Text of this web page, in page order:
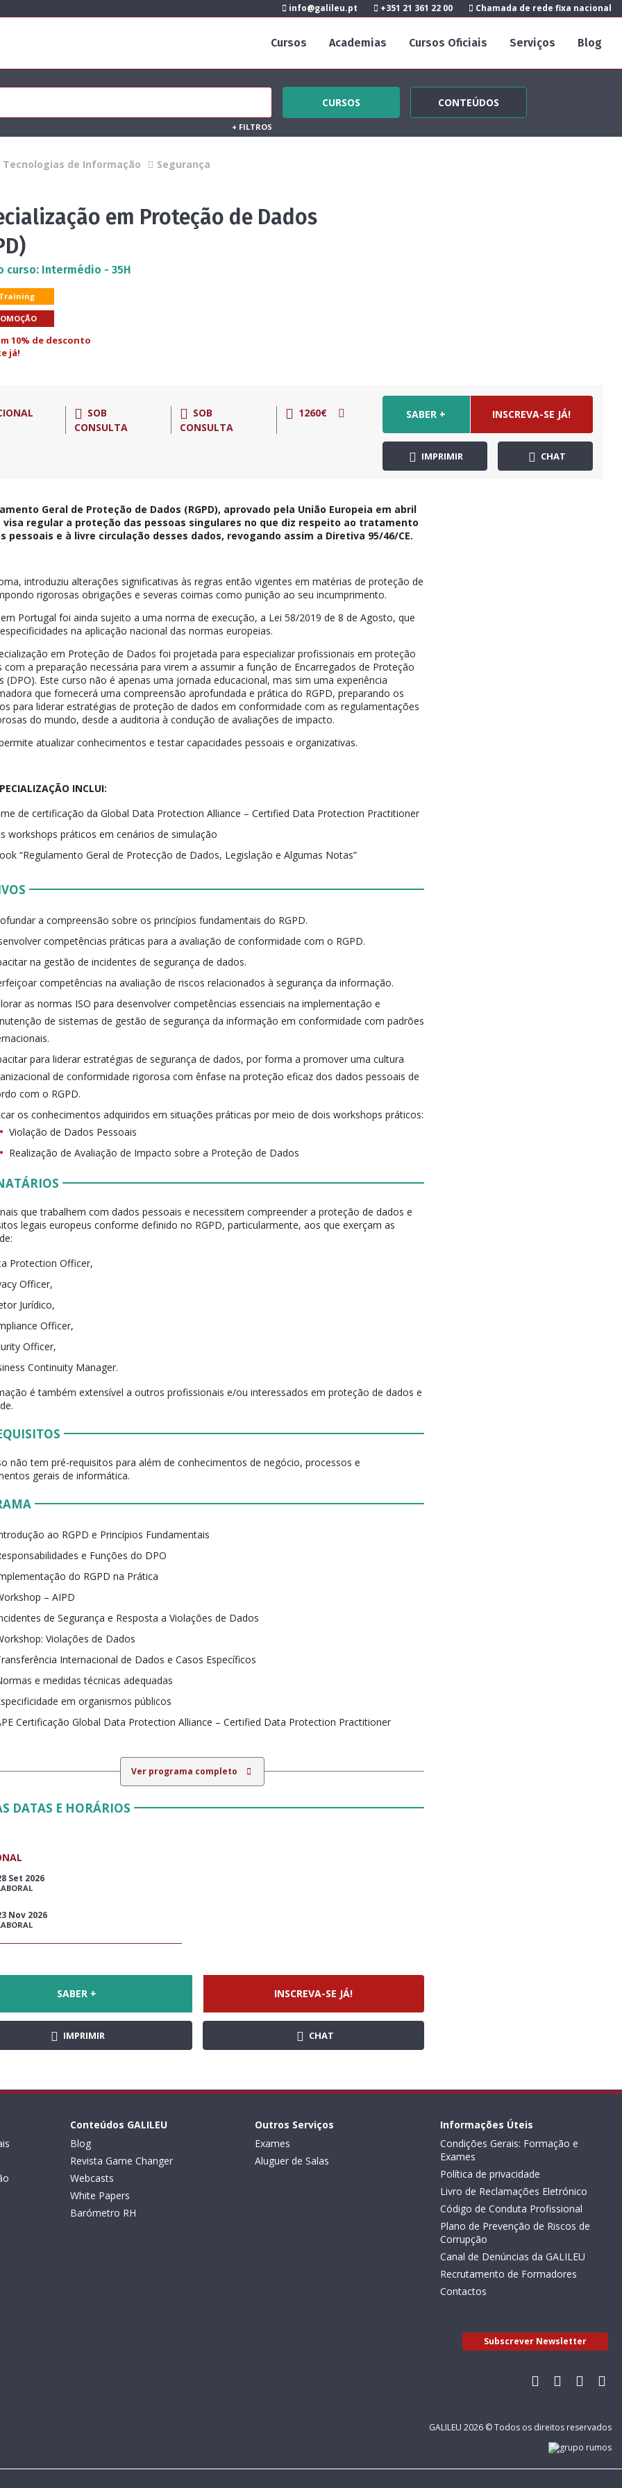
info@galileu.pt +351 21 361 22 00 Chamada de rede fixa nacional
Cursos Academias Cursos Oficiais Serviços Blog
CURSOS CONTEÚDOS
+ FILTROS
Tecnologias de Informação Segurança
em Proteção de Dados
curso: Intermédio - 35H
10% de desconto
já!
SOB
CONSULTA
SOB
CONSULTA
1260€ SABER + INSCREVA-SE JÁ!
IMPRIMIR CHAT
Geral de Proteção de Dados (RGPD), aprovado pela União Europeia em abril
visa regular a proteção das pessoas singulares no que diz respeito ao tratamento
pessoais e à livre circulação desses dados, revogando assim a Diretiva 95/46/CE.
introduziu alterações significativas às regras então vigentes em matérias de proteção de
rigorosas obrigações e severas coimas como punição ao seu incumprimento.
em Portugal foi ainda sujeito a uma norma de execução, a Lei 58/2019 de 8 de Agosto, que
na aplicação nacional das normas europeias.
em Proteção de Dados foi projetada para especializar profissionais em proteção
com a preparação necessária para virem a assumir a função de Encarregados de Proteção
(DPO). Este curso não é apenas uma jornada educacional, mas sim uma experiência
que fornecerá uma compreensão aprofundada e prática do RGPD, preparando os
para liderar estratégias de proteção de dados em conformidade com as regulamentações
do mundo, desde a auditoria à condução de avaliações de impacto.
atualizar conhecimentos e testar capacidades pessoais e organizativas.
INCLUI:
de certificação da Global Data Protection Alliance – Certified Data Protection Practitioner
workshops práticos em cenários de simulação
“Regulamento Geral de Protecção de Dados, Legislação e Algumas Notas”
a compreensão sobre os princípios fundamentais do RGPD.
competências práticas para a avaliação de conformidade com o RGPD.
na gestão de incidentes de segurança de dados.
competências na avaliação de riscos relacionados à segurança da informação.
as normas ISO para desenvolver competências essenciais na implementação e
de sistemas de gestão de segurança da informação em conformidade com padrões
para liderar estratégias de segurança de dados, por forma a promover uma cultura
de conformidade rigorosa com ênfase na proteção eficaz dos dados pessoais de
com o RGPD.
os conhecimentos adquiridos em situações práticas por meio de dois workshops práticos:
Violação de Dados Pessoais
Realização de Avaliação de Impacto sobre a Proteção de Dados
que trabalhem com dados pessoais e necessitem compreender a proteção de dados e
legais europeus conforme definido no RGPD, particularmente, aos que exerçam as
Protection Officer,
Officer,
Jurídico,
Officer,
Officer,
Continuity Manager.
é também extensível a outros profissionais e/ou interessados em proteção de dados e
não tem pré-requisitos para além de conhecimentos de negócio, processos e
gerais de informática.
ao RGPD e Princípios Fundamentais
e Funções do DPO
do RGPD na Prática
– AIPD
de Segurança e Resposta a Violações de Dados
Violações de Dados
Internacional de Dados e Casos Específicos
e medidas técnicas adequadas
em organismos públicos
Certificação Global Data Protection Alliance – Certified Data Protection Practitioner
Ver programa completo
DATAS E HORÁRIOS
Set 2026
Nov 2026
SABER + INSCREVA-SE JÁ!
IMPRIMIR CHAT
Conteúdos GALILEU
Blog
Revista Game Changer
Webcasts
White Papers
Barómetro RH
Outros Serviços
Exames
Aluguer de Salas
Informações Úteis
Condições Gerais: Formação e
Exames
Política de privacidade
Livro de Reclamações Eletrónico
Código de Conduta Profissional
Plano de Prevenção de Riscos de
Corrupção
Canal de Denúncias da GALILEU
Recrutamento de Formadores
Contactos
Subscrever Newsletter
GALILEU 2026 © Todos os direitos reservados